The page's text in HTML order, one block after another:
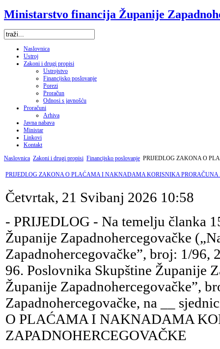
Ministarstvo financija Županije
Naslovnica
Ustroj
Zakoni i drugi propisi
Ustrojstvo
Financijsko poslovanje
Porezi
Proračun
Odnosi s javnošću
Proračuni
Arhiva
Javna nabava
Ministar
Linkovi
Kontakt
Naslovnica Zakoni i drugi propisi Financijsko poslovanje PRIJEDLOG ZAKONA O
PRIJEDLOG ZAKONA O PLAĆAMA I NAKNADAMA KORISNIKA PRORAČUNA
Četvrtak, 21 Svibanj 2026 10:58
- PRIJEDLOG - Na temelju članka
Županije Zapadnohercegovačke
Zapadnohercegovačke”, broj: 1/
96. Poslovnika Skupštine Županije
Županije Zapadnohercegovačke”,
Zapadnohercegovačke, na __
O PLAĆAMA I NAKNADAMA
ZAPADNOHERCEGOVAČKE